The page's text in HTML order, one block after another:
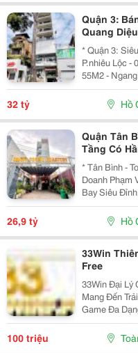
Quận 3:
Quang
Đẹp- Nhà
Chỉ 32T
* Quận 3:
P.nhiêu Lộc -
55M2 -
Lửng - 5
Kinh Doanh
32 tỷ Hồ
Quận Tân
Tầng Có
Sơn- View
* Tân Bình -
Doanh Phạm
Bay Siêu Đỉnh -
88,4M2 -
6 Tầng - Sân
26,9 tỷ Hồ
33Win
Free
33Win Đại Lý
Mang Đến
Game Đa
Thao, Xổ Số,
Còn Nhận
Thưởng Giá
100 triệu